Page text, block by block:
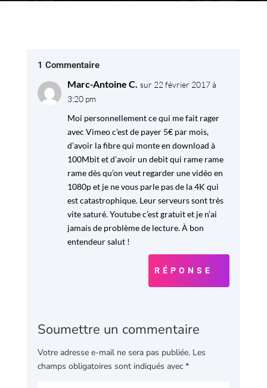
1 Commentaire
Marc-Antoine C. sur 22 février 2017 à
3:20 pm
Moi personnellement ce qui me fait rager
avec Vimeo c’est de payer 5€ par mois,
d’avoir la fibre qui monte en download à
100Mbit et d’avoir un debit qui rame rame
rame dès qu’on veut regarder une vidéo en
1080p et je ne vous parle pas de la 4K qui
est catastrophique. Leur serveurs sont très
vite saturé. Youtube c’est gratuit et je n’ai
jamais de problème de lecture. À bon
entendeur salut !
RÉPONSE
Soumettre un commentaire
Votre adresse e-mail ne sera pas publiée. Les
champs obligatoires sont indiqués avec *